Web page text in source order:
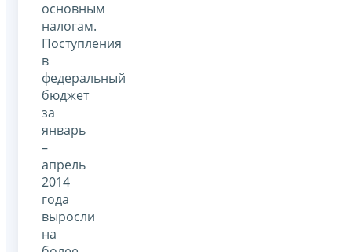
основным
налогам.
Поступления
в
федеральный
бюджет
за
январь
–
апрель
2014
года
выросли
на